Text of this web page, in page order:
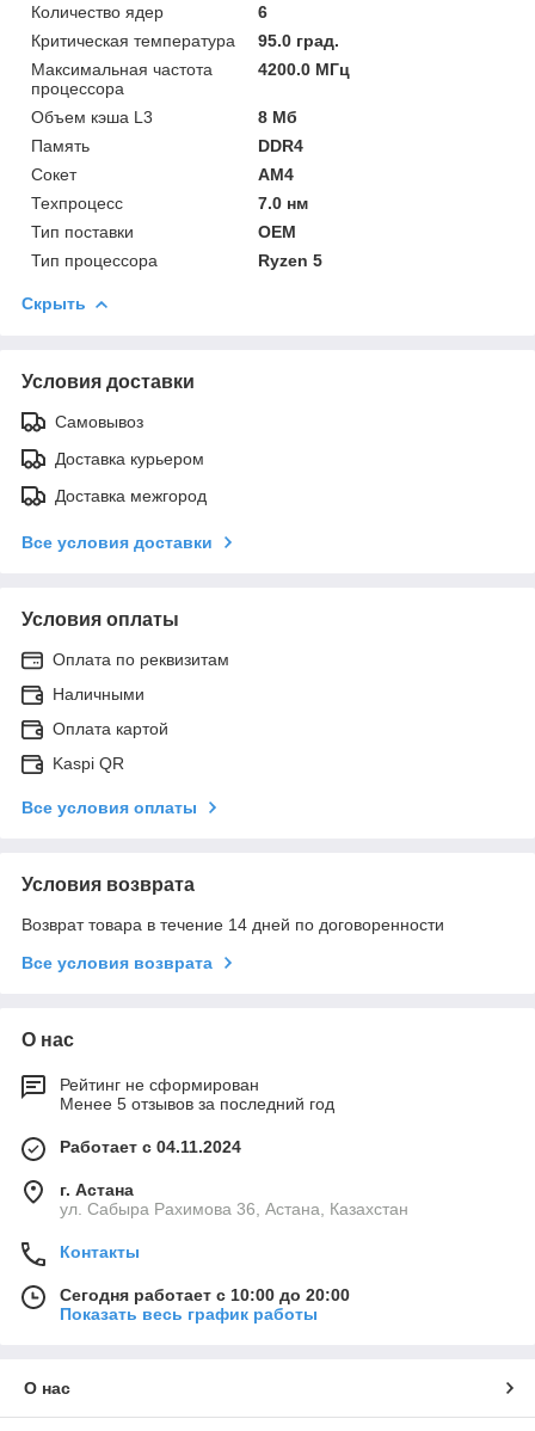
Количество ядер
6
Критическая температура
95.0 град.
Максимальная частота
процессора
4200.0 МГц
Объем кэша L3
8 Мб
Память
DDR4
Сокет
AM4
Техпроцесс
7.0 нм
Тип поставки
OEM
Тип процессора
Ryzen 5
Скрыть
Условия доставки
Самовывоз
Доставка курьером
Доставка межгород
Все условия доставки
Условия оплаты
Оплата по реквизитам
Наличными
Оплата картой
Kaspi QR
Все условия оплаты
Условия возврата
Возврат товара в течение 14 дней по договоренности
Все условия возврата
О нас
Рейтинг не сформирован
Менее 5 отзывов за последний год
Работает с 04.11.2024
г. Астана
ул. Сабыра Рахимова 36, Астана, Казахстан
Контакты
Сегодня работает с 10:00 до 20:00
Показать весь график работы
О нас